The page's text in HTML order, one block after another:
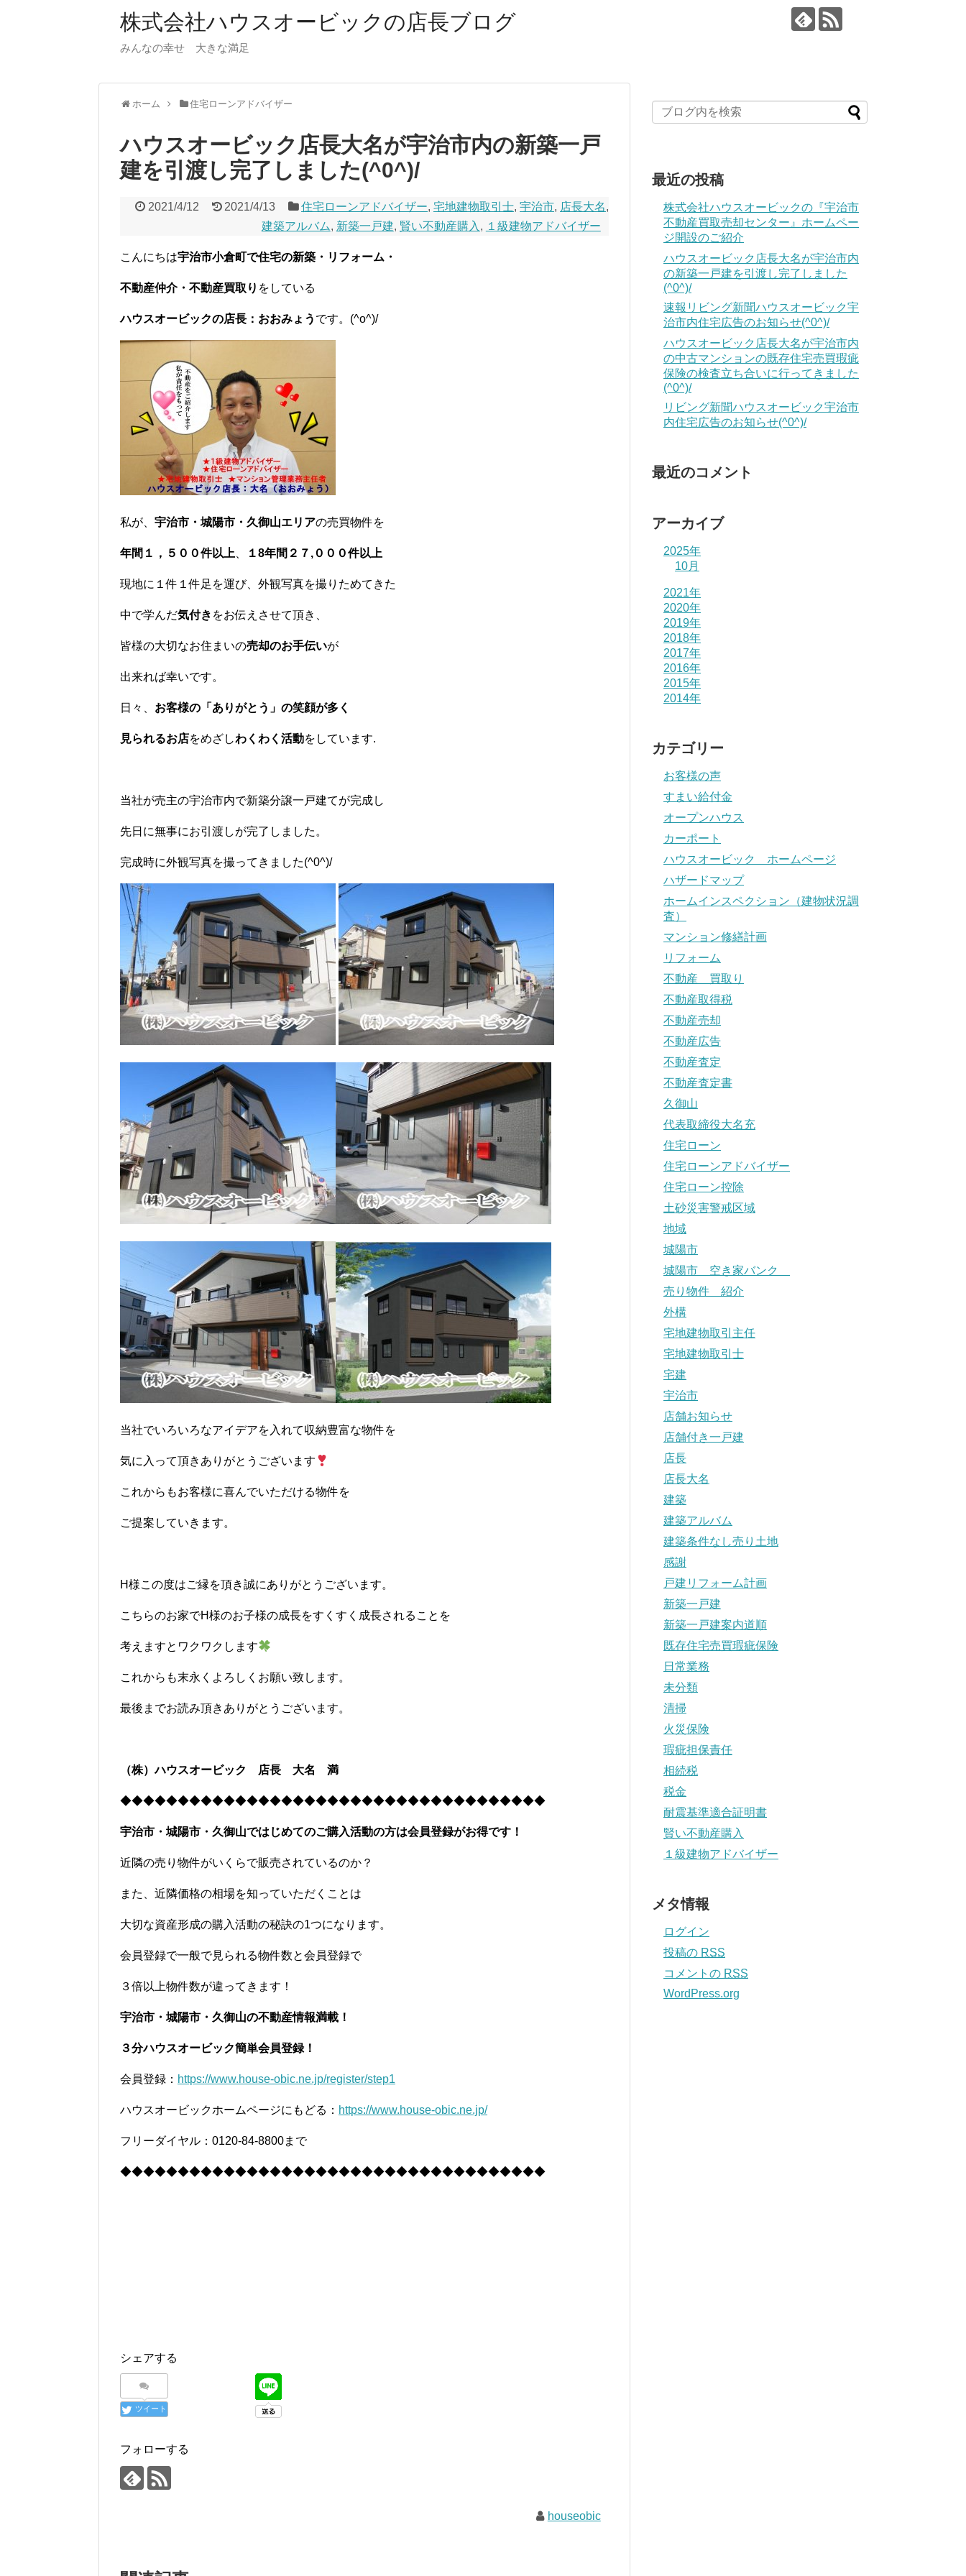
株式会社ハウスオービックの店長ブログ
みんなの幸せ 大きな満足
ホーム 住宅ローンアドバイザー
ハウスオービック店長大名が宇治市内の新築一戸
建を引渡し完了しました(^0^)/
2021/4/12 2021/4/13 住宅ローンアドバイザー, 宅地建物取引士, 宇治市, 店長大名,
建築アルバム, 新築一戸建, 賢い不動産購入 , １級建物アドバイザー
こんにちは宇治市小倉町で住宅の新築・リフォーム・
不動産仲介・ 不動産買取り をしている
ハウスオービックの店長：おおみょう です。(^o^)/
私が、 宇治市・城陽市・久御山エリアの売買物件を
年間１，５００件以上 １8年間２７,０００件以上
現地に１件１件足を運び、外観写真を撮りためてきた
中で学んだ気付き をお伝えさせて頂き、
皆様の大切なお住まいの売却のお手伝いが
出来れば幸いです。
日々、 お客様の「ありがとう」の笑顔が多く
見られるお店をめざしわくわく活動をしています.
当社が売主の宇治市内で新築分譲一戸建てが完成し
先日に無事にお引渡しが完了しました。
完成時に外観写真を撮ってきました(^0^)/
当社でいろいろなアイデアを入れて収納豊富な物件を
気に入って頂きありがとうございます
これからもお客様に喜んでいただける物件を
ご提案していきます。
H様この度はご縁を頂き誠にありがとうございます。
こちらのお家でH様のお子様の成長をすくすく成長されることを
考えますとワクワクします
これからも末永くよろしくお願い致します。
最後までお読み頂きありがとうございます。
（株）ハウスオービック 店長 大名 満
◆◆◆◆◆◆◆◆◆◆◆◆◆◆◆◆◆◆◆◆◆◆◆◆◆◆◆◆◆◆◆◆◆◆◆◆◆
宇治市・城陽市・久御山ではじめてのご購入活動の方は会員登録がお得です！
近隣の売り物件がいくらで販売されているのか？
また、近隣価格の相場を知っていただくことは
大切な資産形成の購入活動の秘訣の1つになります。
会員登録で一般で見られる物件数と会員登録で
３倍以上物件数が違ってきます！
宇治市・城陽市・久御山の不動産情報満載！
３分ハウスオービック簡単会員登録！
会員登録： https://www.house-obic.ne.jp/register/step1
ハウスオービックホームページにもどる： https://www.house-obic.ne.jp/
フリーダイヤル：0120-84-8800まで
◆◆◆◆◆◆◆◆◆◆◆◆◆◆◆◆◆◆◆◆◆◆◆◆◆◆◆◆◆◆◆◆◆◆◆◆◆
シェアする
ツイート
フォローする
houseobic
最近の投稿
株式会社ハウスオービックの『宇治市
不動産買取売却センター』ホームペー
ジ開設のご紹介
ハウスオービック店長大名が宇治市内
の新築一戸建を引渡し完了しました
(^0^)/
速報リビング新聞ハウスオービック宇
治市内住宅広告のお知らせ(^0^)/
ハウスオービック店長大名が宇治市内
の中古マンションの既存住宅売買瑕疵
保険の検査立ち合いに行ってきました
(^0^)/
リビング新聞ハウスオービック宇治市
内住宅広告のお知らせ(^0^)/
最近のコメント
アーカイブ
2025年
10月
2021年
2020年
2019年
2018年
2017年
2016年
2015年
2014年
カテゴリー
お客様の声
すまい給付金
オープンハウス
カーポート
ハウスオービック ホームページ
ハザードマップ
ホームインスペクション（建物状況調
査）
マンション修繕計画
リフォーム
不動産 買取り
不動産取得税
不動産売却
不動産広告
不動産査定
不動産査定書
久御山
代表取締役大名充
住宅ローン
住宅ローンアドバイザー
住宅ローン控除
土砂災害警戒区域
地域
城陽市
城陽市 空き家バンク
売り物件 紹介
外構
宅地建物取引主任
宅地建物取引士
宅建
宇治市
店舗お知らせ
店舗付き一戸建
店長
店長大名
建築
建築アルバム
建築条件なし売り土地
感謝
戸建リフォーム計画
新築一戸建
新築一戸建案内道順
既存住宅売買瑕疵保険
日常業務
未分類
清掃
火災保険
瑕疵担保責任
相続税
税金
耐震基準適合証明書
賢い不動産購入
１級建物アドバイザー
メタ情報
ログイン
投稿の RSS
コメントの RSS
WordPress.org